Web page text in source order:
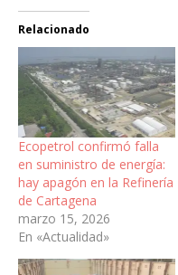
Relacionado
Ecopetrol confirmó falla
en suministro de energía:
hay apagón en la Refinería
de Cartagena
marzo 15, 2026
En «Actualidad»